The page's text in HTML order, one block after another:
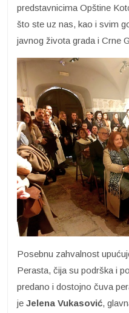
predstavnicima Opštine
što ste uz nas, kao i svim
javnog života grada i Crne
Posebnu zahvalnost
Perasta, čija su podrška i
predano i dostojno čuva
je Jelena Vukasović,